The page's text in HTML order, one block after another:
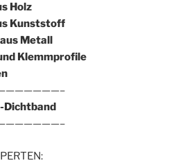
Holz
Kunststoff
Metall
Klemmprofile
Dichtband